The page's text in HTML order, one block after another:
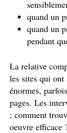
quand un
quand un
pendant
La relative
les sites qui ont
énormes,
pages. Les
; comment
oeuvre efficace